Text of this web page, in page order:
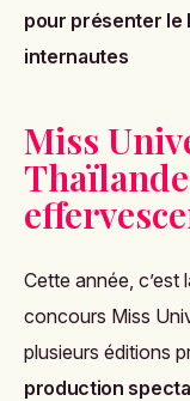
pour présenter le
internautes
Miss
Cette année, c’est
concours Miss
plusieurs éditions
production